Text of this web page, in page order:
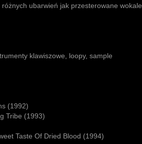
ubarwień jak przesterowane wokale
klawiszowe, loopy, sample
(1992)
Tribe (1993)
Taste Of Dried Blood (1994)